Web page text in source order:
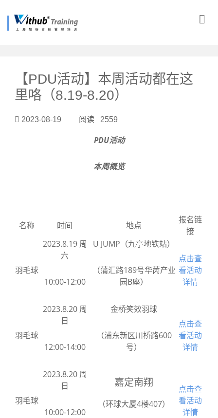
【PDU活动】本周活动都在这
里咯（8.19-8.20）
2023-08-19 阅读 2559
PDU活动
本周概览
名称 时间 地点
报名链
接
羽毛球
2023.8.19 周
六
10:00-12:00
U JUMP（九亭地铁站）
（蒲汇路189号华苪产业
园B座）
点击查
看活动
详情
羽毛球
2023.8.20 周
日
12:00-14:00
金桥笑效羽球
（浦东新区川桥路600
号）
点击查
看活动
详情
羽毛球
2023.8.20 周
日
10:00-12:00
嘉定南翔
（环球大厦4楼407）
点击查
看活动
详情